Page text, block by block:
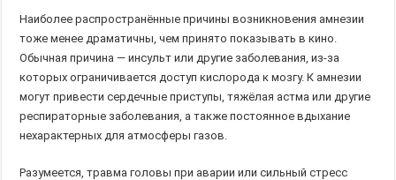
Наиболее распространённые причины возникновения амнезии
тоже менее драматичны, чем принято показывать в кино.
Обычная причина — инсульт или другие заболевания, из-за
которых ограничивается доступ кислорода к мозгу. К амнезии
могут привести сердечные приступы, тяжёлая астма или другие
респираторные заболевания, а также постоянное вдыхание
нехарактерных для атмосферы газов.
Разумеется, травма головы при аварии или сильный стресс